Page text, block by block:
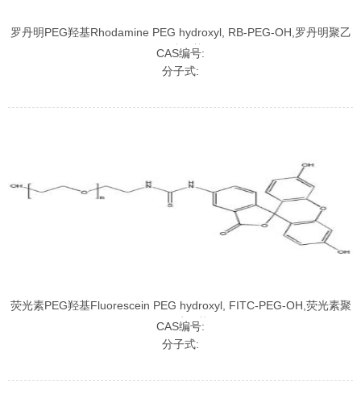
罗丹明PEG羟基Rhodamine PEG hydroxyl, RB-PEG-OH,罗丹明聚乙
二醇羟基
CAS编号:
分子式:
荧光素PEG羟基Fluorescein PEG hydroxyl, FITC-PEG-OH,荧光素聚
乙二醇羟基
CAS编号:
分子式: